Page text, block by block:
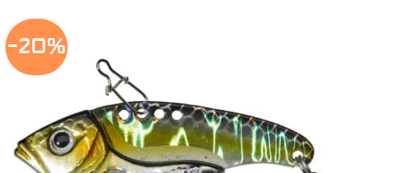
-20%